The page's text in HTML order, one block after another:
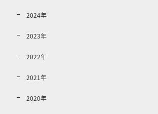
2024年
2023年
2022年
2021年
2020年